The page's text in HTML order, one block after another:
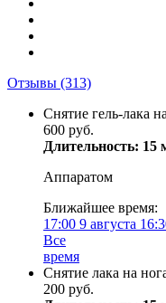
Отзывы (313)
Снятие гель-лака
600 руб.
Длительность: 15
Аппаратом
Ближайшее время:
17:00 9 августа
Все
время
Снятие лака на
200 руб.